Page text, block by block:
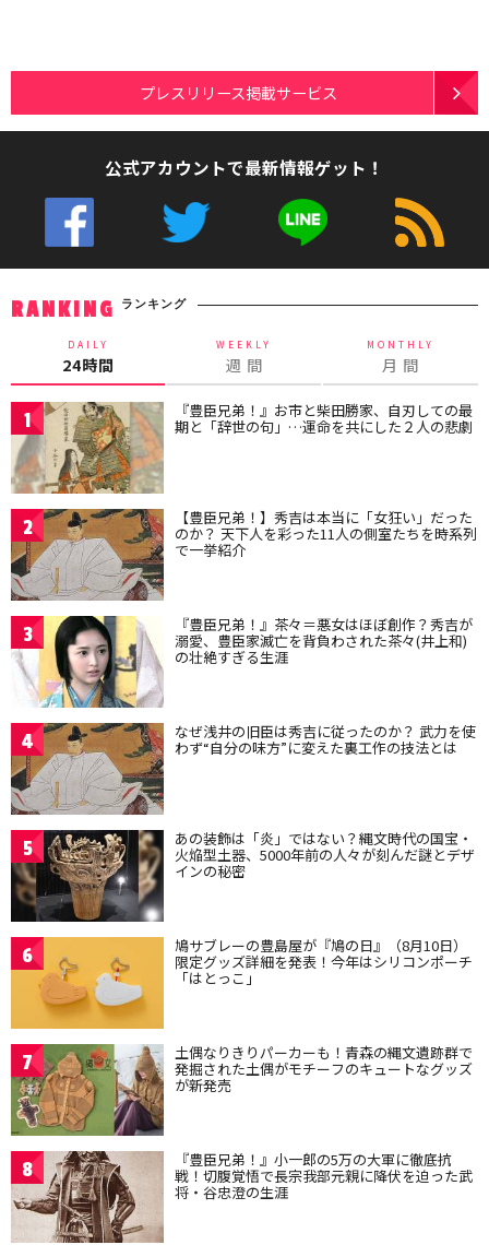
プレスリリース掲載サービス
公式アカウントで最新情報ゲット！
RANKING ランキング
DAILY
24時間
WEEKLY
週 間
MONTHLY
月 間
1 『豊臣兄弟！』お市と柴田勝家、自刃しての最
期と「辞世の句」…運命を共にした２人の悲劇
2 【豊臣兄弟！】秀吉は本当に「女狂い」だった
のか？ 天下人を彩った11人の側室たちを時系列
で一挙紹介
3 『豊臣兄弟！』茶々＝悪女はほぼ創作？秀吉が
溺愛、豊臣家滅亡を背負わされた茶々(井上和)
の壮絶すぎる生涯
4 なぜ浅井の旧臣は秀吉に従ったのか？ 武力を使
わず“自分の味方”に変えた裏工作の技法とは
5 あの装飾は「炎」ではない？縄文時代の国宝・
火焔型土器、5000年前の人々が刻んだ謎とデザ
インの秘密
6 鳩サブレーの豊島屋が『鳩の日』（8月10日）
限定グッズ詳細を発表！今年はシリコンポーチ
「はとっこ」
7 土偶なりきりパーカーも！青森の縄文遺跡群で
発掘された土偶がモチーフのキュートなグッズ
が新発売
8 『豊臣兄弟！』小一郎の5万の大軍に徹底抗
戦！切腹覚悟で長宗我部元親に降伏を迫った武
将・谷忠澄の生涯